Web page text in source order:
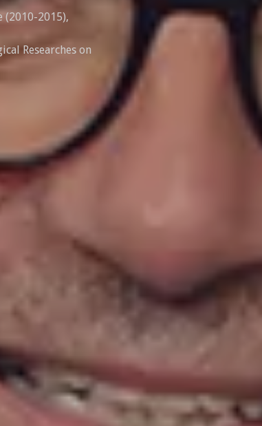
(2010-2015),
Researches on